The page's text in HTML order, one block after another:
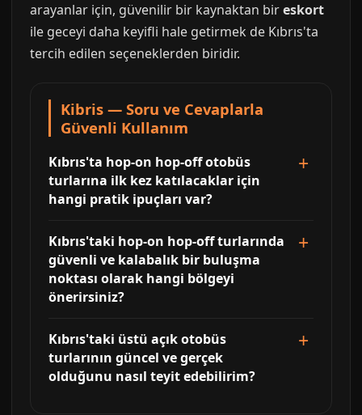
arayanlar için, güvenilir bir kaynaktan bireskort
ile geceyi daha keyifli hale getirmek de Kıbrıs'ta
tercih edilen seçeneklerden biridir.
Kibris — Soru ve Cevaplarla
Güvenli Kullanım
Kıbrıs'ta hop-on hop-off otobüs
turlarına ilk kez katılacaklar için
hangi pratik ipuçları var?
Kıbrıs'taki hop-on hop-off turlarında
güvenli ve kalabalık bir buluşma
noktası olarak hangi bölgeyi
önerirsiniz?
Kıbrıs'taki üstü açık otobüs
turlarının güncel ve gerçek
olduğunu nasıl teyit edebilirim?